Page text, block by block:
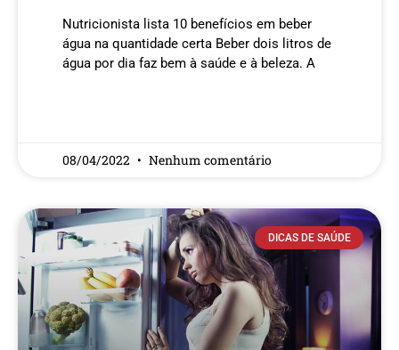
Nutricionista lista 10 benefícios em beber
água na quantidade certa Beber dois litros de
água por dia faz bem à saúde e à beleza. A
08/04/2022 Nenhum comentário
DICAS DE SAÚDE